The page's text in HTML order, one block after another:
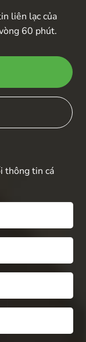
liên lạc của
60 phút.
thông tin cá